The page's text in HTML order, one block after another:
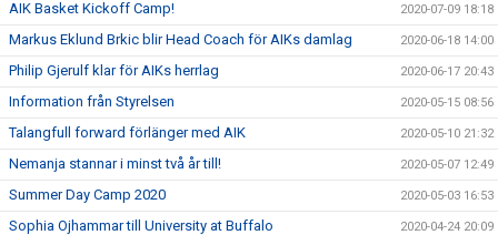
AIK Basket Kickoff Camp! 2020-07-09 18:18
Markus Eklund Brkic blir Head Coach för AIKs damlag 2020-06-18 14:00
Philip Gjerulf klar för AIKs herrlag 2020-06-17 20:43
Information från Styrelsen 2020-05-15 08:56
Talangfull forward förlänger med AIK 2020-05-10 21:32
Nemanja stannar i minst två år till! 2020-05-07 12:49
Summer Day Camp 2020 2020-05-03 16:53
Sophia Ojhammar till University at Buffalo 2020-04-24 20:09